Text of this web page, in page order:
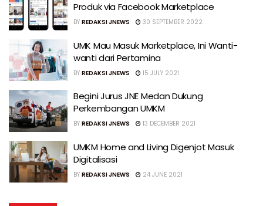
Produk via Facebook Marketplace
BY REDAKSI JNEWS 30 SEPTEMBER 2022
UMK Mau Masuk Marketplace, Ini Wanti-
wanti dari Pertamina
BY REDAKSI JNEWS 15 JULY 2021
Begini Jurus JNE Medan Dukung
Perkembangan UMKM
BY REDAKSI JNEWS 13 DECEMBER 2021
UMKM Home and Living Digenjot Masuk
Digitalisasi
BY REDAKSI JNEWS 24 JUNE 2021